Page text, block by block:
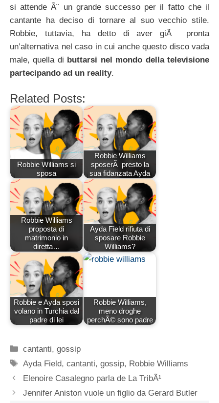
si attende Ã¨ un grande successo per il fatto che il
cantante ha deciso di tornare al suo vecchio stile.
Robbie, tuttavia, ha detto di aver giÃ pronta
un’alternativa nel caso in cui anche questo disco vada
male, quella di buttarsi nel mondo della televisione
partecipando ad un reality.
Related Posts:
Robbie Williams si
sposa
Robbie Williams
sposerÃ presto la
sua fidanzata Ayda
Robbie Williams
proposta di
matrimonio in
diretta…
Ayda Field rifiuta di
sposare Robbie
Williams?
Robbie e Ayda sposi
volano in Turchia dal
padre di lei
Robbie Williams,
meno droghe
perchÃ© sono padre
Categorie
cantanti,gossip
Tag
Ayda Field,cantanti,gossip, Robbie Williams
Elenoire Casalegno parla de La TribÃ¹
Jennifer Aniston vuole un figlio da Gerard Butler